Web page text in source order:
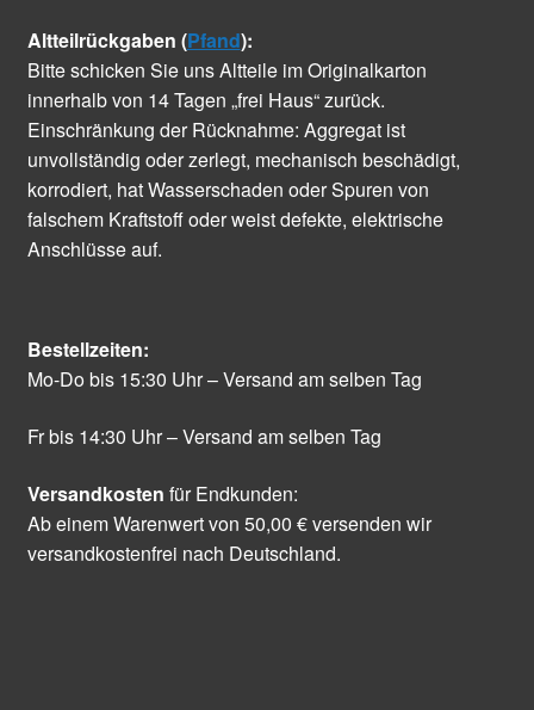
Altteilrückgaben (Pfand):
Bitte schicken Sie uns Altteile im Originalkarton
innerhalb von 14 Tagen „frei Haus“ zurück.
Einschränkung der Rücknahme: Aggregat ist
unvollständig oder zerlegt, mechanisch beschädigt,
korrodiert, hat Wasserschaden oder Spuren von
falschem Kraftstoff oder weist defekte, elektrische
Anschlüsse auf.
Bestellzeiten:
Mo-Do bis 15:30 Uhr – Versand am selben Tag
Fr bis 14:30 Uhr – Versand am selben Tag
Versandkosten für Endkunden:
Ab einem Warenwert von 50,00 € versenden wir
versandkostenfrei nach Deutschland.